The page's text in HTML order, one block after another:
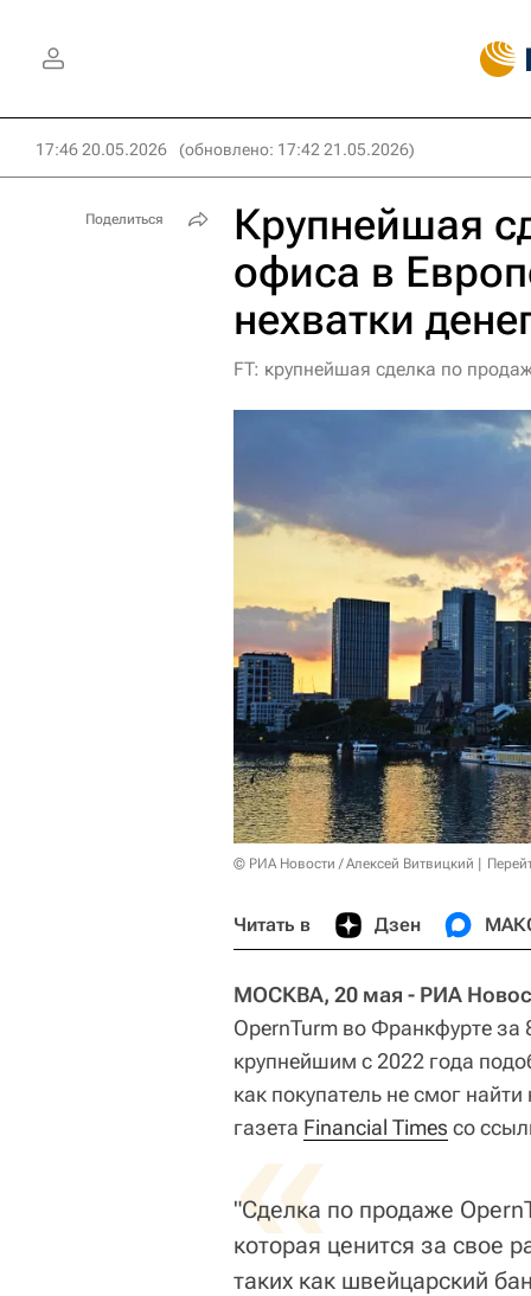
17:46 20.05.2026 (обновлено: 17:42 21.05.2026)
Крупнейшая
офиса в
нехватки
FT: крупнейшая сделка по
© РИА Новости / Алексей Витвицкий
Читать в Дзен
МОСКВА, 20 мая - РИА
OpernTurm во Франкфурте за
крупнейшим с 2022 года
как покупатель не смог
газета Financial Times со
«
"Сделка по продаже
которая ценится за свое
таких как швейцарский
Поделиться